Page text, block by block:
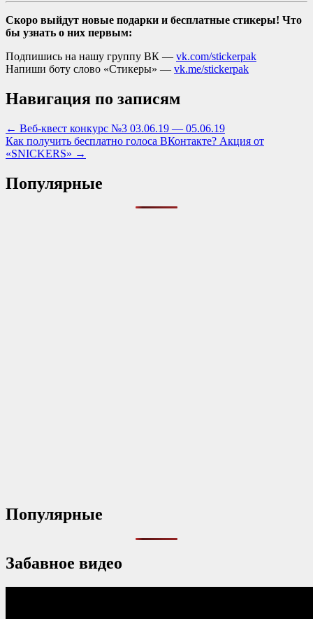
Скоро выйдут новые подарки и бесплатные стикеры! Что
бы узнать о них первым:
Подпишись на нашу группу ВК — vk.com/stickerpak
Напиши боту слово «Стикеры» — vk.me/stickerpak
Навигация по записям
← Веб-квест конкурс №3 03.06.19 — 05.06.19
Как получить бесплатно голоса ВКонтакте? Акция от
«SNICKERS» →
Популярные
Популярные
Забавное видео